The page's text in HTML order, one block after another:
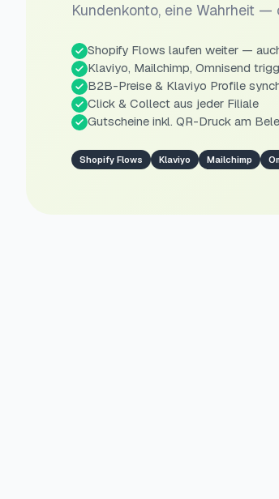
Kundenkonto, eine Wahrheit —
Shopify Flows laufen weiter —
Klaviyo, Mailchimp, Omnisend
B2B-Preise & Klaviyo Profile
Click & Collect aus jeder Filiale
Gutscheine inkl. QR-Druck am
Shopify Flows Klaviyo Mailchimp